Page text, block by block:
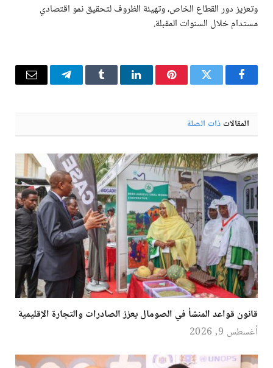
وتعزيز دور القطاع الخاص، وتهيئة الظروف لتحقيق نمو اقتصادي
مستدام خلال السنوات المقبلة.
فيسبوكتويتر بينتيريستلينكدإن Tumblr تيلقرام البريد
المقالات ذات الصلة
قانون قواعد المنشأ في الصومال يعزز الصادرات والتجارة الإقليمية
أغسطس 9, 2026